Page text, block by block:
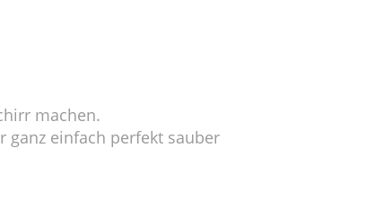
machen.
ganz einfach perfekt sauber